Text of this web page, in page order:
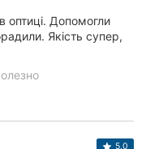
оптиці. Допомогли
Якість супер,
5.0